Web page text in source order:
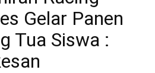
Gelar Panen
Tua Siswa :